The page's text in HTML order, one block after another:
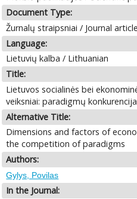
Document Type:
Žurnalų straipsniai / Journal
Language:
Lietuvių kalba / Lithuanian
Title:
Lietuvos socialinės bei
veiksniai: paradigmų konkurencija
Alternative Title:
Dimensions and factors of
the competition of paradigms
Authors:
Gylys, Povilas
In the Journal: